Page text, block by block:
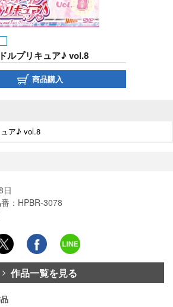
ルプリキュア♪ vol.8
商品購入
ア♪ vol.8
日
：HPBR-3078
作品一覧を見る